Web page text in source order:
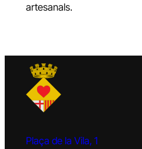
artesanals.
Plaça de la Vila, 1